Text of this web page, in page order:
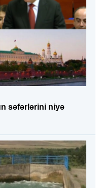
səfərlərini niyə